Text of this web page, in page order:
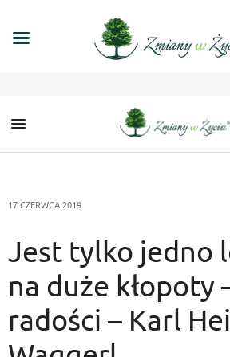
17 CZERWCA 2019
Jest tylko jedno
na duże kłopoty
radości – Karl